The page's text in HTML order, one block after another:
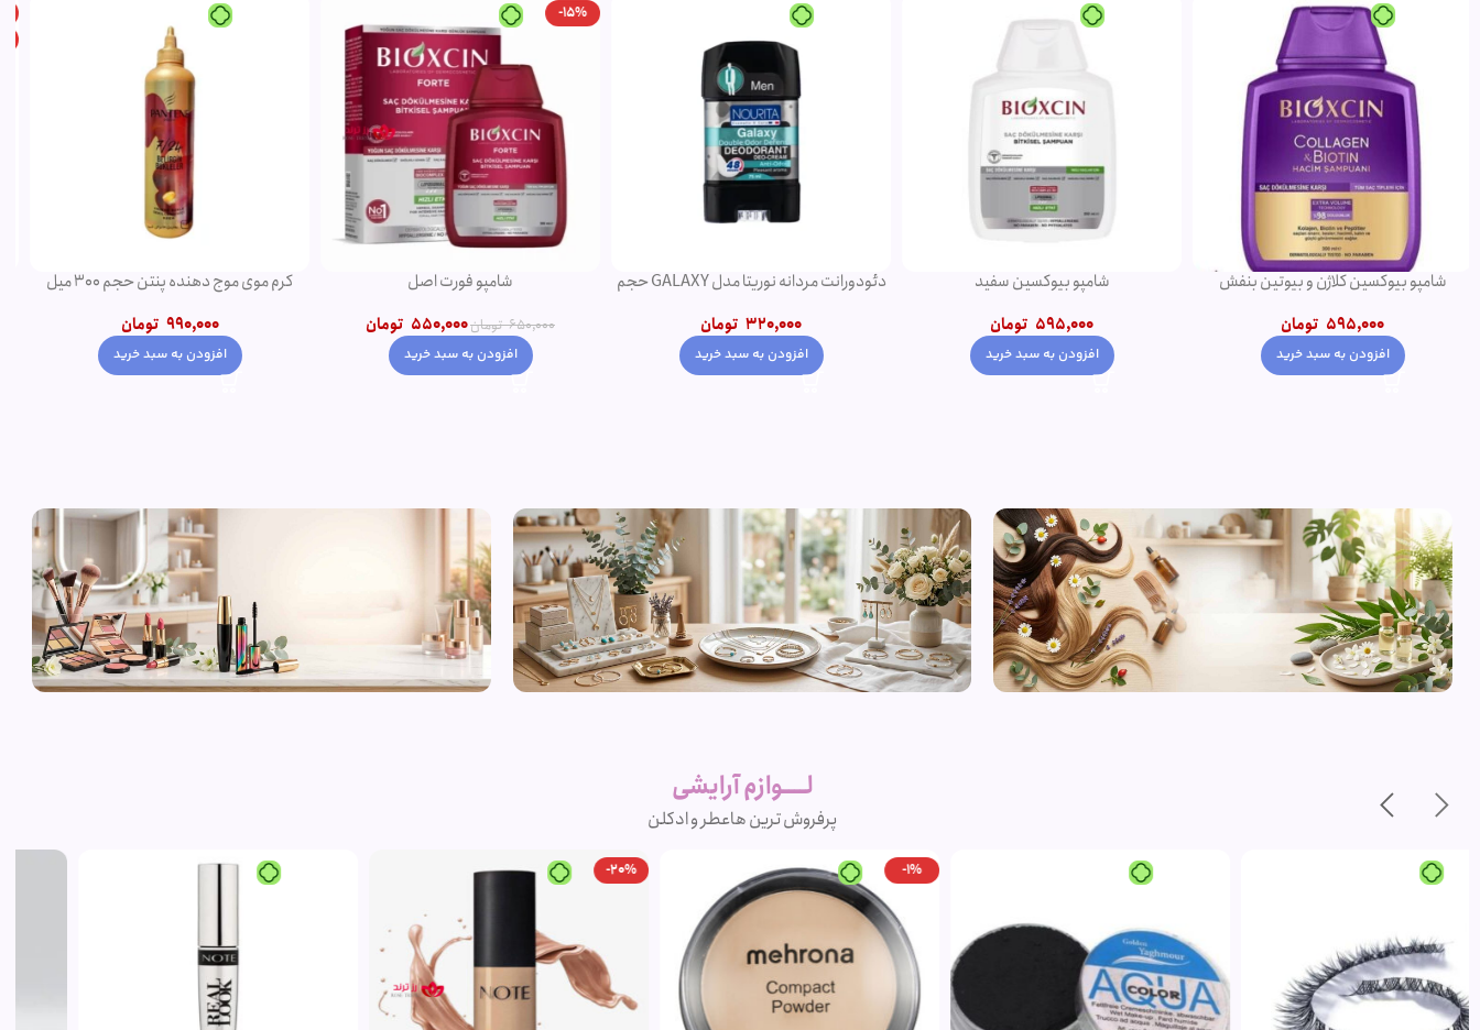
شامپو بیوکسین کلاژن و بیوتین بنفش
595,000 تومان
افزودن به سبد خرید
شامپو بیوکسین سفید
595,000 تومان
افزودن به سبد خرید
دئودورانت مردانه نوریتا مدل GALAXY حجم
320,000 تومان
افزودن به سبد خرید
-15%
شامپو فورت اصل
650,000 تومان550,000 تومان
افزودن به سبد خرید
کرم موی موج دهنده پنتن حجم 300 میل
990,000 تومان
افزودن به سبد خرید
بدلیجات
متنوع
مشاهده
محصولات
لــــوازم آرایشی
پرفروش ترین هاعطر و ادکلن
-1%
-20%